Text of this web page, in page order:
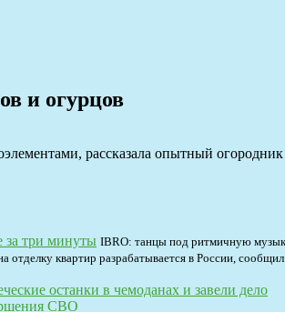
и огурцов
рассказала опытный
за три минуты IBRO: танцы под ритмичную
отделку квартир разрабатывается в России,
останки в чемоданах и завели дело
СВО